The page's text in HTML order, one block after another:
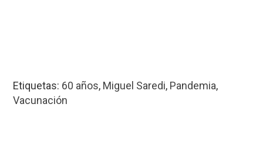
Etiquetas: 60 años, Miguel Saredi, Pandemia,
Vacunación